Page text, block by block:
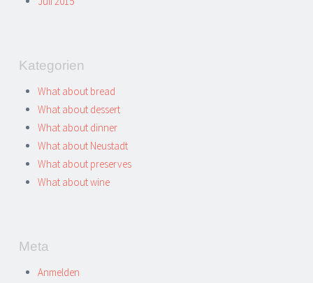
Kategorien
What about bread
What about dessert
What about dinner
What about Neustadt
What about preserves
What about wine
Meta
Anmelden